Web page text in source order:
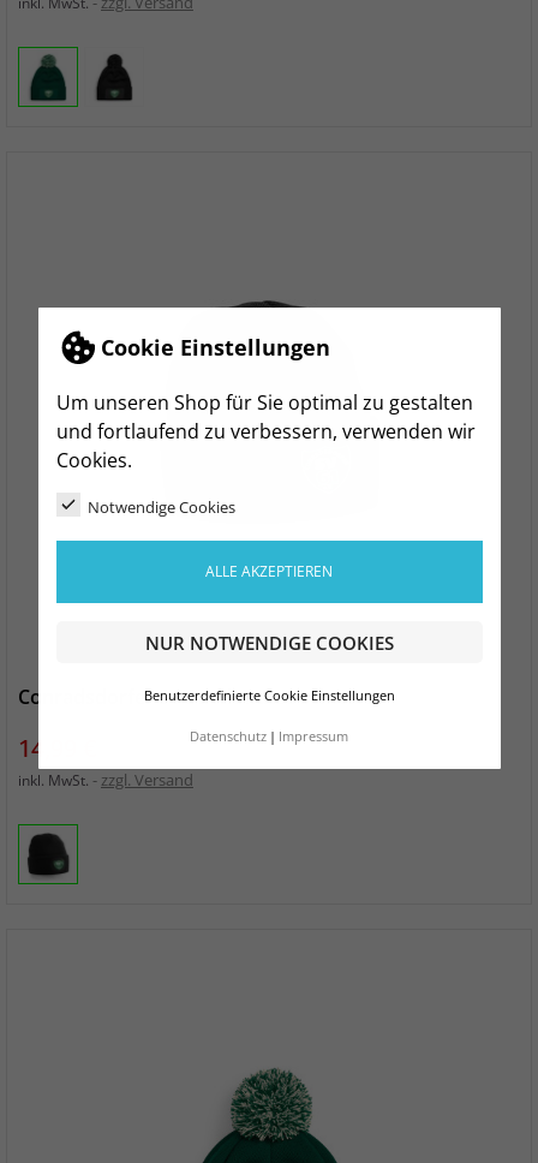
Cookie Einstellungen
Um unseren Shop für Sie optimal zu gestalten
und fortlaufend zu verbessern, verwenden wir
Cookies.
Notwendige Cookies
ALLE AKZEPTIEREN
NUR NOTWENDIGE COOKIES
Benutzerdefinierte Cookie Einstellungen
Datenschutz Impressum
Conradsdorfer SV Strickmütze schwarz
Preis
14,99 €
inkl. MwSt. zzgl. Versand